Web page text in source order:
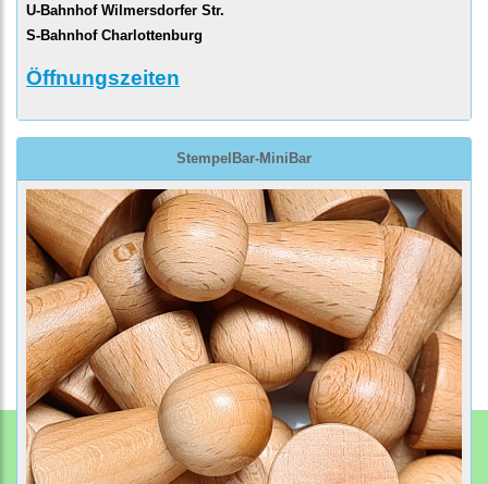
U-Bahnhof Wilmersdorfer Str.
S-Bahnhof Charlottenburg
Öffnungszeiten
StempelBar-MiniBar